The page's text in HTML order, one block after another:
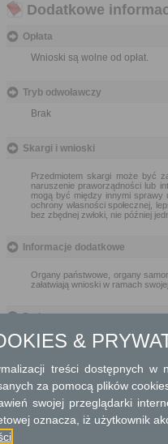
Dodatkowe
Opłata
Wnioski są wolne od opłat.
Tryb odwoławczy
Brak
Skargi i wnioski
Przedmiotem skargi może być
naruszenie praworządności lub
mogą być między innymi sprawy
ochrony własności społecznej,
bez zbędnej zwłoki, nie później
Informacje dodatkowe
Organy państwowe, organy
załatwiają wnioski w ramach
Podstawa prawna
Ustawa z dnia 14
skarg i wniosków (Dz.
Ochrona danych osobowych
Klauzula informacyjna RODO -
&
treści dostępnych w
za pomocą plików
swojej przeglądarki
oznacza, iż użytkownik